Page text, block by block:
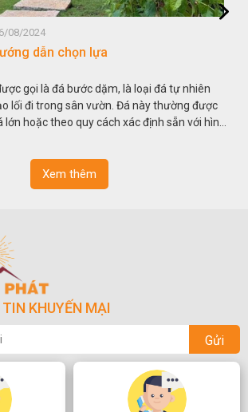
2024
dẫn chọn lựa
gọi là đá bước dặm, là loại đá tự nhiên
đi trong sân vườn. Đá này thường được
theo quy cách xác định sẵn với hình
và có độ dày khác nhau.
Xem thêm
KHUYẾN MẠI
Gửi